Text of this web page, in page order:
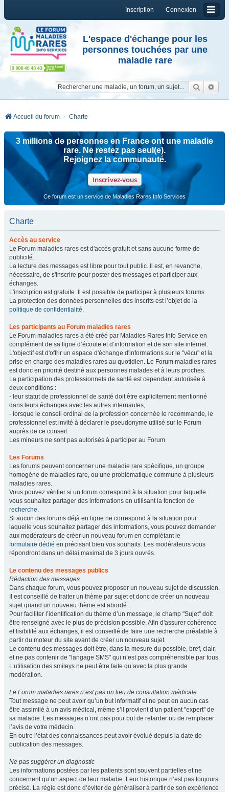
Connexion
Inscription
L'espace d'échange pour les
personnes touchées par une
maladie rare
Accueil du forum Charte
3 millions de personnes en France ont une maladie
rare. Ne restez pas seul(e).
Rejoignez la communauté.
Inscrivez-vous
Ce forum est un service de Maladies Rares Info Services
Charte
Accès au service
Le Forum maladies rares est d'accès gratuit et sans aucune forme de
publicité.
La lecture des messages est libre pour tout public. Il est, en revanche,
nécessaire, de s'inscrire pour poster des messages et participer aux
échanges.
L'inscription est gratuite. Il est possible de participer à plusieurs forums.
La protection des données personnelles des inscrits est l’objet de la
politique de confidentialité.
Les participants au Forum maladies rares
Le Forum maladies rares a été créé par Maladies Rares Info Service en
complément de sa ligne d’écoute et d’information et de son site internet.
L'objectif est d'offrir un espace d'échange d'informations sur le "vécu" et la
prise en charge des maladies rares au quotidien. Le Forum maladies rares
est donc en priorité destiné aux personnes malades et à leurs proches.
La participation des professionnels de santé est cependant autorisée à
deux conditions :
- leur statut de professionnel de santé doit être explicitement mentionné
dans leurs échanges avec les autres internautes,
- lorsque le conseil ordinal de la profession concernée le recommande, le
professionnel est invité à déclarer le pseudonyme utilisé sur le Forum
auprès de ce conseil.
Les mineurs ne sont pas autorisés à participer au Forum.
Les Forums
Les forums peuvent concerner une maladie rare spécifique, un groupe
homogène de maladies rare, ou une problématique commune à plusieurs
maladies rares.
Vous pouvez vérifier si un forum correspond à la situation pour laquelle
vous souhaitez partager des informations en utilisant la fonction de
recherche.
Si aucun des forums déjà en ligne ne correspond à la situation pour
laquelle vous souhaitez partager des informations, vous pouvez demander
aux modérateurs de créer un nouveau forum en complétant le
formulaire dédié en précisant bien vos souhaits. Les modérateurs vous
répondront dans un délai maximal de 3 jours ouvrés.
Le contenu des messages publics
Rédaction des messages
Dans chaque forum, vous pouvez proposer un nouveau sujet de discussion.
Il est conseillé de traiter un thème par sujet et donc de créer un nouveau
sujet quand un nouveau thème est abordé.
Pour faciliter l’identification du thème d’un message, le champ "Sujet" doit
être renseigné avec le plus de précision possible. Afin d'assurer cohérence
et lisibilité aux échanges, il est conseillé de faire une recherche préalable à
partir du moteur du site avant de créer un nouveau sujet.
Le contenu des messages doit être, dans la mesure du possible, bref, clair,
et ne pas contenir de "langage SMS" qui n’est pas compréhensible par tous.
L’utilisation des smileys ne peut être faite qu’avec la plus grande
modération.
Le Forum maladies rares n’est pas un lieu de consultation médicale
Tout message ne peut avoir qu’un but informatif et ne peut en aucun cas
être assimilé à un avis médical, même s’il provient d’un patient "expert" de
sa maladie. Les messages n’ont pas pour but de retarder ou de remplacer
l’avis de votre médecin.
En outre l’état des connaissances peut avoir évolué depuis la date de
publication des messages.
Ne pas suggérer un diagnostic
Les informations postées par les patients sont souvent partielles et ne
concernent qu’un aspect de leur maladie. Leur historique n’est pas toujours
précisé. La règle est donc d’éviter de généraliser à partir de son expérience